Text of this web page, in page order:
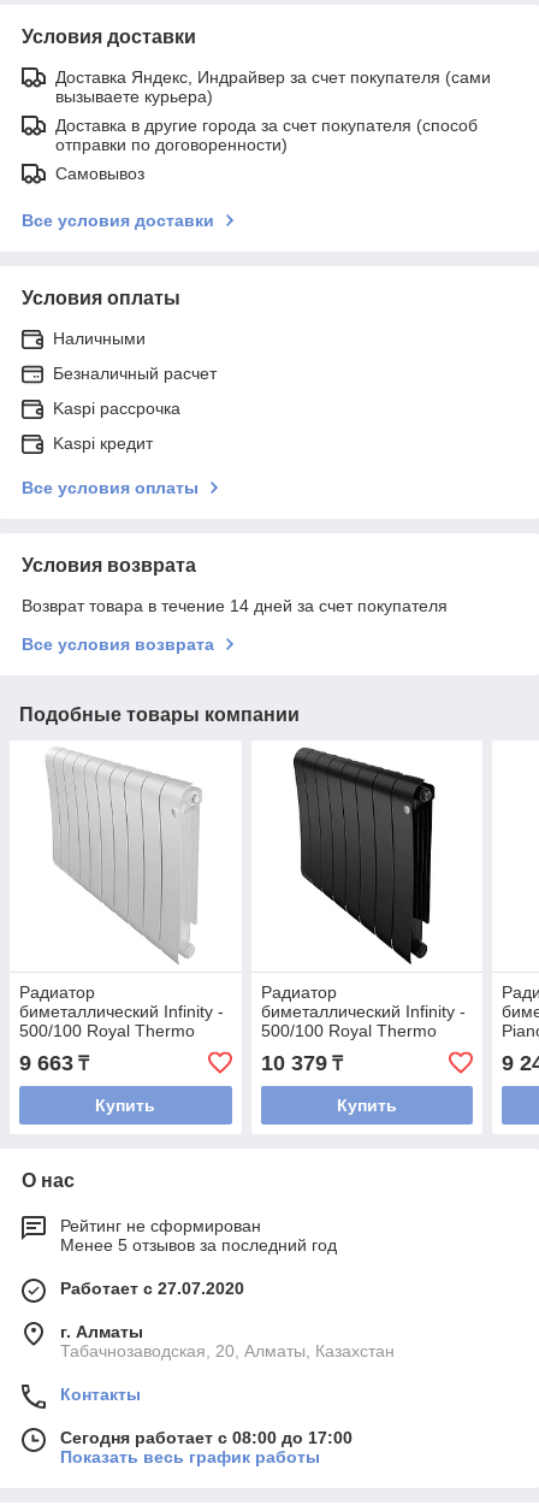
Условия доставки
Доставка Яндекс, Индрайвер за счет покупателя (сами
вызываете курьера)
Доставка в другие города за счет покупателя (способ
отправки по договоренности)
Самовывоз
Все условия доставки
Условия оплаты
Наличными
Безналичный расчет
Kaspi рассрочка
Kaspi кредит
Все условия оплаты
Условия возврата
Возврат товара в течение 14 дней за счет покупателя
Все условия возврата
Подобные товары компании
Радиатор
биметаллический Infinity -
500/100 Royal Thermo
белый (РОССИЯ)
9 663 ₸
Купить
Радиатор
биметаллический Infinity -
500/100 Royal Thermo
черный (РОССИЯ)
10 379₸
Купить
9
О нас
Рейтинг не сформирован
Менее 5 отзывов за последний год
Работает с 27.07.2020
г. Алматы
Табачнозаводская, 20, Алматы, Казахстан
Контакты
Сегодня работает с 08:00 до 17:00
Показать весь график работы